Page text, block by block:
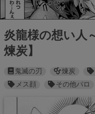
炎龍様の想い人
煉炭】
鬼滅の刃 煉炭
メス顔
その他パロ